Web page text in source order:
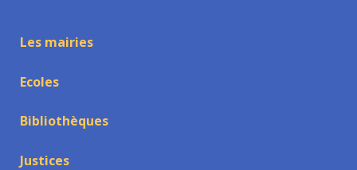
Les mairies
Ecoles
Bibliothèques
Justices